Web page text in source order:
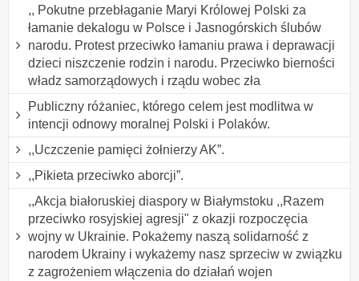
,, Pokutne przebłaganie Maryi Królowej Polski za
łamanie dekalogu w Polsce i Jasnogórskich ślubów
narodu. Protest przeciwko łamaniu prawa i deprawacji
dzieci niszczenie rodzin i narodu. Przeciwko bierności
władz samorządowych i rządu wobec zła
Publiczny różaniec, którego celem jest modlitwa w
intencji odnowy moralnej Polski i Polaków.
,,Uczczenie pamięci żołnierzy AK”.
,,Pikieta przeciwko aborcji”.
,,Akcja białoruskiej diaspory w Białymstoku ,,Razem
przeciwko rosyjskiej agresji" z okazji rozpoczęcia
wojny w Ukrainie. Pokażemy naszą solidarność z
narodem Ukrainy i wykażemy nasz sprzeciw w związku
z zagrożeniem włączenia do działań wojen